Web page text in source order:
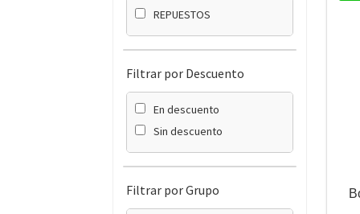
REPUESTOS
Filtrar por Descuento
En descuento
Sin descuento
Filtrar por Grupo